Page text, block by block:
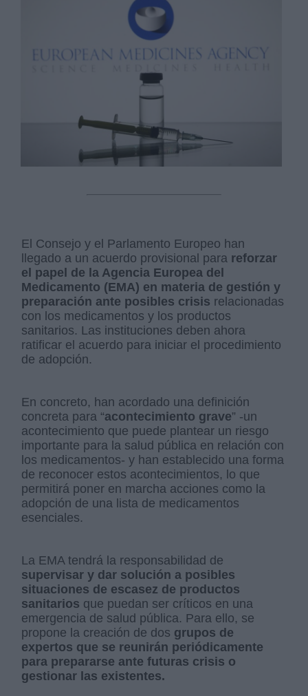
El Consejo y el Parlamento Europeo han
llegado a un acuerdo provisional para reforzar
el papel de la Agencia Europea del
Medicamento (EMA) en materia de gestión y
preparación ante posibles crisis relacionadas
con los medicamentos y los productos
sanitarios. Las instituciones deben ahora
ratificar el acuerdo para iniciar el procedimiento
de adopción.
En concreto, han acordado una definición
concreta para “acontecimiento grave” -un
acontecimiento que puede plantear un riesgo
importante para la salud pública en relación con
los medicamentos- y han establecido una forma
de reconocer estos acontecimientos, lo que
permitirá poner en marcha acciones como la
adopción de una lista de medicamentos
esenciales.
La EMA tendrá la responsabilidad de
supervisar y dar solución a posibles
situaciones de escasez de productos
sanitarios que puedan ser críticos en una
emergencia de salud pública. Para ello, se
propone la creación de dos grupos de
expertos que se reunirán periódicamente
para prepararse ante futuras crisis o
gestionar las existentes.